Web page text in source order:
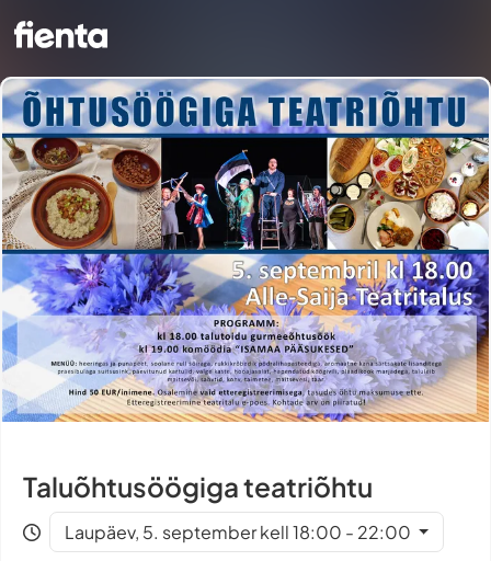
Taluõhtusöögiga teatriõhtu
Laupäev, 5. september kell 18:00 - 22:00